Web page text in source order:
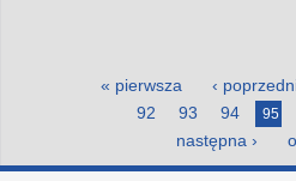
« pierwsza ‹
92
93 94 95
następna ›